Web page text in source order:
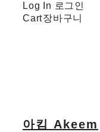
Log In 로그인
Cart장바구니
아킴 Akeem